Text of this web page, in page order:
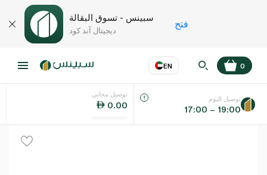
سبينس - تسوق البقالة
ديجيتال آند كود
فتح
EN
اللغة عر
0
توصيل مجاني
0.00
توصيل اليوم
17:00 – 19:00